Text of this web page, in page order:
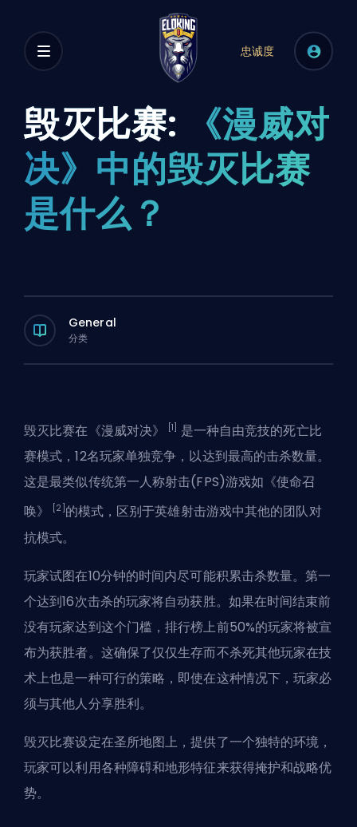
忠诚度
毁灭比赛: 《漫威对
决》中的毁灭比赛
是什么？
General
分类
毁灭比赛在《漫威对决》 [1]
是一种自由竞技的死亡比
赛模式，12名玩家单独竞争，以达到最高的击杀数量。
这是最类似传统第一人称射击(FPS)游戏如《使命召
唤》
[2] 的模式，区别于英雄射击游戏中其他的团队对
抗模式。
玩家试图在10分钟的时间内尽可能积累击杀数量。第一
个达到16次击杀的玩家将自动获胜。如果在时间结束前
没有玩家达到这个门槛，排行榜上前50%的玩家将被宣
布为获胜者。这确保了仅仅生存而不杀死其他玩家在技
术上也是一种可行的策略，即使在这种情况下，玩家必
须与其他人分享胜利。
毁灭比赛设定在圣所地图上，提供了一个独特的环境，
玩家可以利用各种障碍和地形特征来获得掩护和战略优
势。